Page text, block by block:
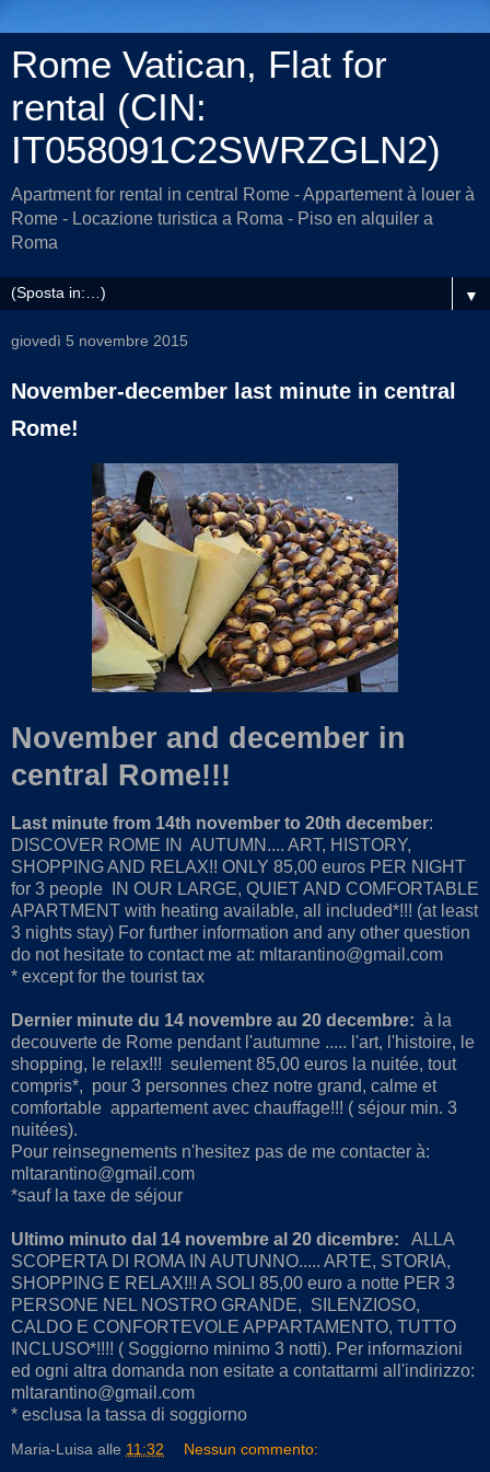
Rome Vatican, Flat for
rental (CIN:
IT058091C2SWRZGLN2)
Apartment for rental in central Rome - Appartement à louer à
Rome - Locazione turistica a Roma - Piso en alquiler a
Roma
▼
giovedì 5 novembre 2015
November-december last minute in central
Rome!
November and december in
central Rome!!!
Last minute from 14th november to 20th december:
DISCOVER ROME IN AUTUMN.... ART, HISTORY,
SHOPPING AND RELAX!! ONLY 85,00 euros PER NIGHT
for 3 people IN OUR LARGE, QUIET AND COMFORTABLE
APARTMENT with heating available, all included*!!! (at least
3 nights stay) For further information and any other question
do not hesitate to contact me at: mltarantino@gmail.com
* except for the tourist tax
Dernier minute du 14 novembre au 20 decembre: à la
decouverte de Rome pendant l'autumne ..... l'art, l'histoire, le
shopping, le relax!!! seulement 85,00 euros la nuitée, tout
compris*, pour 3 personnes chez notre grand, calme et
comfortable appartement avec chauffage!!! ( séjour min. 3
nuitées).
Pour reinsegnements n'hesitez pas de me contacter à:
mltarantino@gmail.com
*sauf la taxe de séjour
Ultimo minuto dal 14 novembre al 20 dicembre:
ALLA
SCOPERTA DI ROMA IN AUTUNNO..... ARTE, STORIA,
SHOPPING E RELAX!!! A SOLI 85,00 euro a notte PER 3
PERSONE NEL NOSTRO GRANDE, SILENZIOSO,
CALDO E CONFORTEVOLE APPARTAMENTO, TUTTO
INCLUSO*!!!! ( Soggiorno minimo 3 notti). Per informazioni
ed ogni altra domanda non esitate a contattarmi all'indirizzo:
mltarantino@gmail.com
* esclusa la tassa di soggiorno
Maria-Luisa alle 11:32 Nessun commento: